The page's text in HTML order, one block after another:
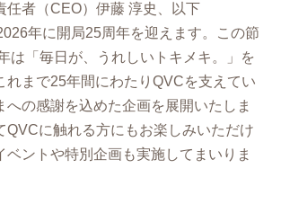
任者（CEO）伊藤 淳史、以下
年に開局25周年を迎えます。この節
は「毎日が、うれしいトキメキ。」を
れまで25年間にわたりQVCを支えてい
への感謝を込めた企画を展開いたしま
QVCに触れる方にもお楽しみいただけ
ベントや特別企画も実施してまいりま